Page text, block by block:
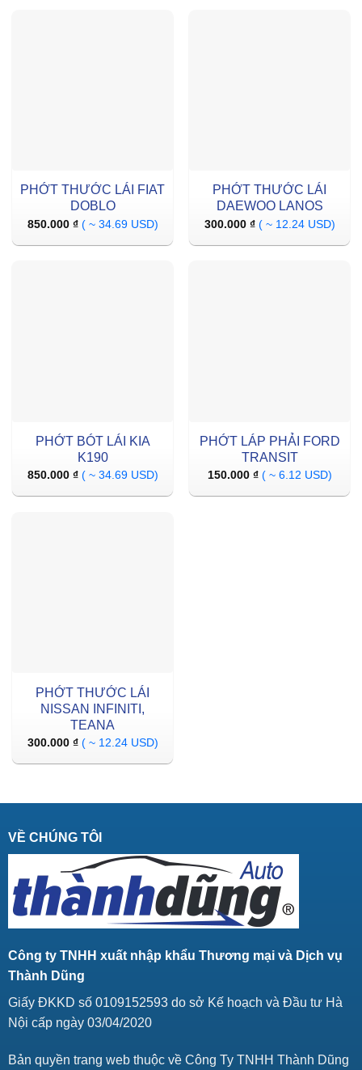
PHỚT THƯỚC LÁI FIAT
DOBLO
850.000 ₫ ( ~ 34.69 USD)
PHỚT THƯỚC LÁI
DAEWOO LANOS
300.000 ₫ ( ~ 12.24 USD)
PHỚT BÓT LÁI KIA
K190
850.000 ₫ ( ~ 34.69 USD)
PHỚT LÁP PHẢI FORD
TRANSIT
150.000 ₫ ( ~ 6.12 USD)
PHỚT THƯỚC LÁI
NISSAN INFINITI,
TEANA
300.000 ₫ ( ~ 12.24 USD)
VỀ CHÚNG TÔI
Công ty TNHH xuất nhập khẩu Thương mại và Dịch vụ
Thành Dũng
Giấy ĐKKD số 0109152593 do sở Kế hoạch và Đầu tư Hà
Nội cấp ngày 03/04/2020
Bản quyền trang web thuộc về Công Ty TNHH Thành Dũng